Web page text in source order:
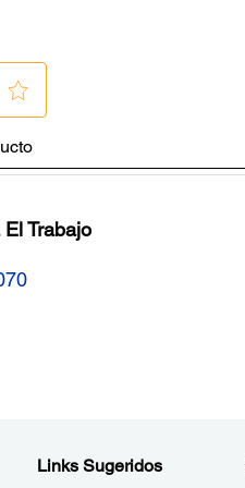
Trabajo
Links Sugeridos